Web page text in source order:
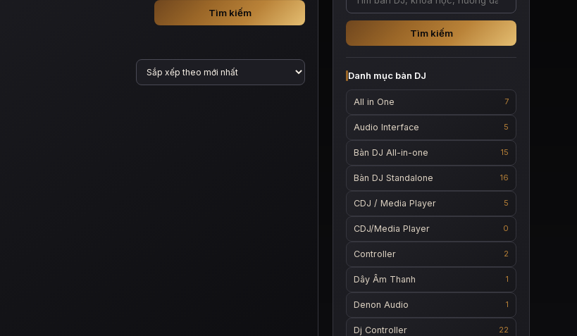
Tìm kiếm
Tìm kiếm
Danh mục bàn DJ
All in One 7
Audio Interface 5
Bàn DJ All-in-one 15
Bàn DJ Standalone 16
CDJ / Media Player 5
CDJ/Media Player 0
Controller 2
Dây Âm Thanh 1
Denon Audio 1
Dj Controller 22